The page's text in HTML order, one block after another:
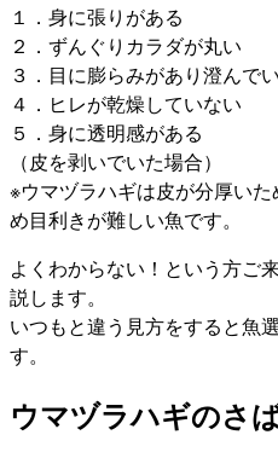
１．身に張りがある
２．ずんぐりカラダが丸い
３．目に膨らみがあり澄んで
４．ヒレが乾燥していない
５．身に透明感がある
（皮を剥いでいた場合）
※ウマヅラハギは皮が分厚い
め目利きが難しい魚です。
よくわからない！という方ご
説します。
いつもと違う見方をすると魚
す。
ウマヅラハギのさ